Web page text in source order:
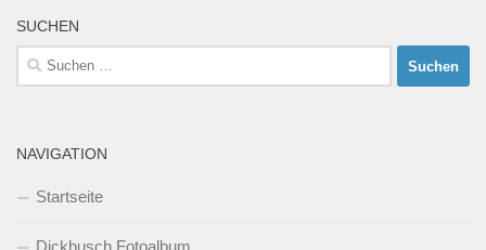
SUCHEN
Suchen
nach:
NAVIGATION
Startseite
Dickbusch Fotoalbum